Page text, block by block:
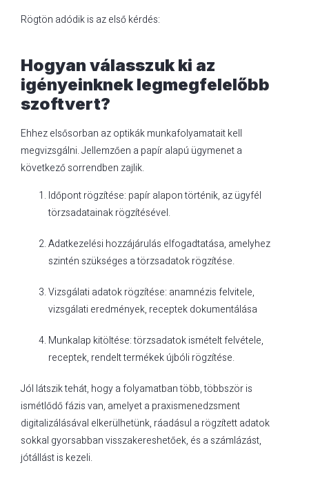
Rögtön adódik is az első kérdés:
Hogyan válasszuk ki az
igényeinknek legmegfelelőbb
szoftvert?
Ehhez elsősorban az optikák munkafolyamatait kell
megvizsgálni. Jellemzően a papír alapú ügymenet a
következő sorrendben zajlik.
Időpont rögzítése: papír alapon történik, az ügyfél
törzsadatainak rögzítésével.
Adatkezelési hozzájárulás elfogadtatása, amelyhez
szintén szükséges a törzsadatok rögzítése.
Vizsgálati adatok rögzítése: anamnézis felvitele,
vizsgálati eredmények, receptek dokumentálása
Munkalap kitöltése: törzsadatok ismételt felvétele,
receptek, rendelt termékek újbóli rögzítése.
Jól látszik tehát, hogy a folyamatban több, többször is
ismétlődő fázis van, amelyet a praxismenedzsment
digitalizálásával elkerülhetünk, ráadásul a rögzített adatok
sokkal gyorsabban visszakereshetőek, és a számlázást,
jótállást is kezeli.